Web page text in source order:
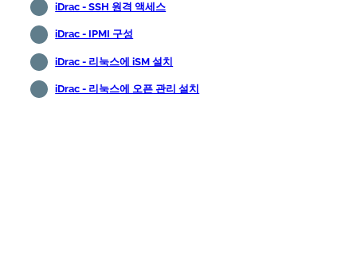
iDrac - SSH 원격 액세스
iDrac - IPMI 구성
iDrac - 리눅스에 iSM 설치
iDrac - 리눅스에 오픈 관리 설치